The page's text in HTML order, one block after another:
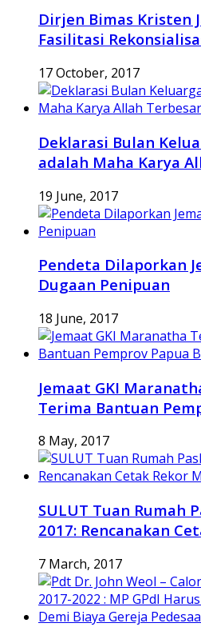
Dirjen Bimas Kristen
Fasilitasi
17 October, 2017
Deklarasi Bulan
adalah Maha Karya
19 June, 2017
Pendeta Dilaporkan
Dugaan Penipuan
18 June, 2017
Jemaat GKI
Terima Bantuan
8 May, 2017
SULUT Tuan Rumah
2017: Rencanakan
7 March, 2017